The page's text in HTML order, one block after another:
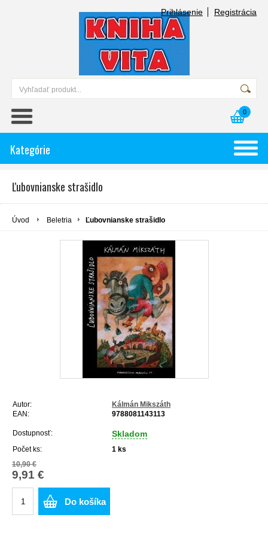
Prihlásenie Registrácia
0
Kategórie
Ľubovnianske strašidlo
Úvod Beletria Ľubovnianske strašidlo
Autor:
Kálmán Mikszáth
EAN:
9788081143113
Dostupnosť: Skladom
Počet ks: 1 ks
10,90 €
9,91 €
Do košíka